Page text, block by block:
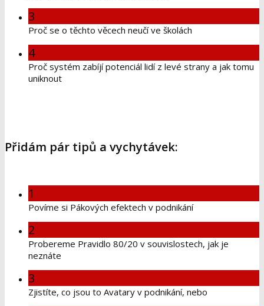
3
Proč se o těchto věcech neučí ve školách
4
Proč systém zabíjí potenciál lidí z levé strany a jak tomu
uniknout
Přidám pár tipů a vychytávek:
1
Povíme si Pákových efektech v podnikání
2
Probereme Pravidlo 80/20 v souvislostech, jak je
neznáte
3
Zjistíte, co jsou to Avatary v podnikání, nebo